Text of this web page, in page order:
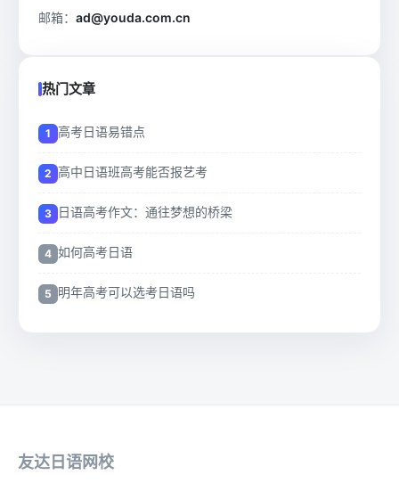
邮箱： ad@youda.com.cn
热门文章
高考日语易错点
高中日语班高考能否报艺考
日语高考作文：通往梦想的桥梁
如何高考日语
明年高考可以选考日语吗
友达日语网校